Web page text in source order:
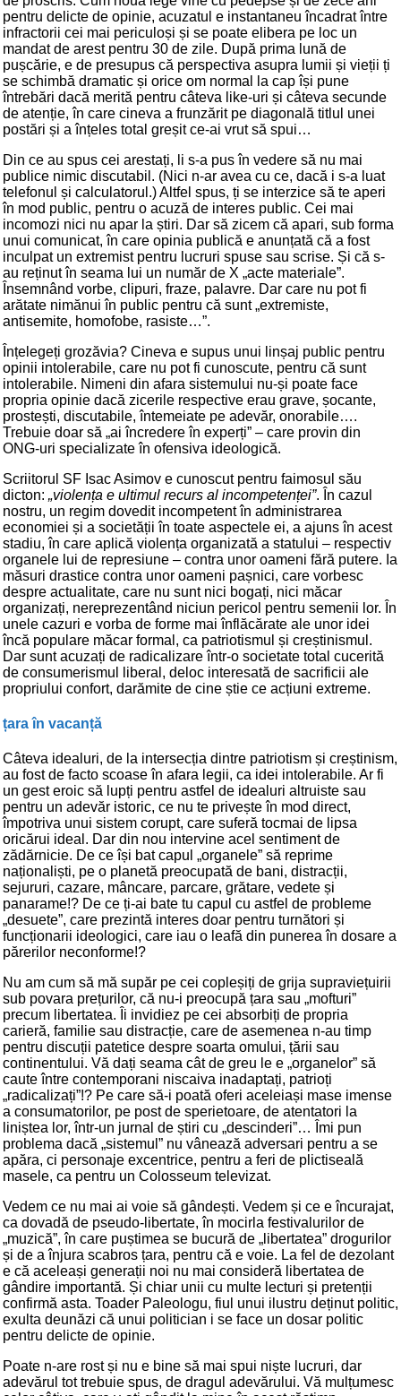
pentru delicte de opinie, acuzatul e instantaneu încadrat între
infractorii cei mai periculoși și se poate elibera pe loc un
mandat de arest pentru 30 de zile. După prima lună de
pușcărie, e de presupus că perspectiva asupra lumii și vieții ți
se schimbă dramatic și orice om normal la cap își pune
întrebări dacă merită pentru câteva like-uri și câteva secunde
de atenție, în care cineva a frunzărit pe diagonală titlul unei
postări și a înțeles total greșit ce-ai vrut să spui…
Din ce au spus cei arestați, li s-a pus în vedere să nu mai
publice nimic discutabil. (Nici n-ar avea cu ce, dacă i s-a luat
telefonul și calculatorul.) Altfel spus, ți se interzice să te aperi
în mod public, pentru o acuză de interes public. Cei mai
incomozi nici nu apar la știri. Dar să zicem că apari, sub forma
unui comunicat, în care opinia publică e anunțată că a fost
inculpat un extremist pentru lucruri spuse sau scrise. Și că s-
au reținut în seama lui un număr de X „acte materiale”.
Însemnând vorbe, clipuri, fraze, palavre. Dar care nu pot fi
arătate nimănui în public pentru că sunt „extremiste,
antisemite, homofobe, rasiste…”.
Înțelegeți grozăvia? Cineva e supus unui linșaj public pentru
opinii intolerabile, care nu pot fi cunoscute, pentru că sunt
intolerabile. Nimeni din afara sistemului nu-și poate face
propria opinie dacă zicerile respective erau grave, șocante,
prostești, discutabile, întemeiate pe adevăr, onorabile….
Trebuie doar să „ai încredere în experți” – care provin din
ONG-uri specializate în ofensiva ideologică.
Scriitorul SF Isac Asimov e cunoscut pentru faimosul său
dicton: „violența e ultimul recurs al incompetenței”. În cazul
nostru, un regim dovedit incompetent în administrarea
economiei și a societății în toate aspectele ei, a ajuns în acest
stadiu, în care aplică violența organizată a statului – respectiv
organele lui de represiune – contra unor oameni fără putere. Ia
măsuri drastice contra unor oameni pașnici, care vorbesc
despre actualitate, care nu sunt nici bogați, nici măcar
organizați, nereprezentând niciun pericol pentru semenii lor. În
unele cazuri e vorba de forme mai înflăcărate ale unor idei
încă populare măcar formal, ca patriotismul și creștinismul.
Dar sunt acuzați de radicalizare într-o societate total cucerită
de consumerismul liberal, deloc interesată de sacrificii ale
propriului confort, darămite de cine știe ce acțiuni extreme.
țara în vacanță
Câteva idealuri, de la intersecția dintre patriotism și creștinism,
au fost de facto scoase în afara legii, ca idei intolerabile. Ar fi
un gest eroic să lupți pentru astfel de idealuri altruiste sau
pentru un adevăr istoric, ce nu te privește în mod direct,
împotriva unui sistem corupt, care suferă tocmai de lipsa
oricărui ideal. Dar din nou intervine acel sentiment de
zădărnicie. De ce își bat capul „organele” să reprime
naționaliști, pe o planetă preocupată de bani, distracții,
sejururi, cazare, mâncare, parcare, grătare, vedete și
panarame!? De ce ți-ai bate tu capul cu astfel de probleme
„desuete”, care prezintă interes doar pentru turnători și
funcționarii ideologici, care iau o leafă din punerea în dosare a
părerilor neconforme!?
Nu am cum să mă supăr pe cei copleșiți de grija supraviețuirii
sub povara prețurilor, că nu-i preocupă țara sau „mofturi”
precum libertatea. Îi invidiez pe cei absorbiți de propria
carieră, familie sau distracție, care de asemenea n-au timp
pentru discuții patetice despre soarta omului, țării sau
continentului. Vă dați seama cât de greu le e „organelor” să
caute între contemporani niscaiva inadaptați, patrioți
„radicalizați”!? Pe care să-i poată oferi aceleiași mase imense
a consumatorilor, pe post de sperietoare, de atentatori la
liniștea lor, într-un jurnal de știri cu „descinderi”… Îmi pun
problema dacă „sistemul” nu vânează adversari pentru a se
apăra, ci personaje excentrice, pentru a feri de plictiseală
masele, ca pentru un Colosseum televizat.
Vedem ce nu mai ai voie să gândești. Vedem și ce e încurajat,
ca dovadă de pseudo-libertate, în mocirla festivalurilor de
„muzică”, în care puștimea se bucură de „libertatea” drogurilor
și de a înjura scabros țara, pentru că e voie. La fel de dezolant
e că aceleași generații noi nu mai consideră libertatea de
gândire importantă. Și chiar unii cu multe lecturi și pretenții
confirmă asta. Toader Paleologu, fiul unui ilustru deținut politic,
exulta deunăzi că unui politician i se face un dosar politic
pentru delicte de opinie.
Poate n-are rost și nu e bine să mai spui niște lucruri, dar
adevărul tot trebuie spus, de dragul adevărului. Vă mulțumesc